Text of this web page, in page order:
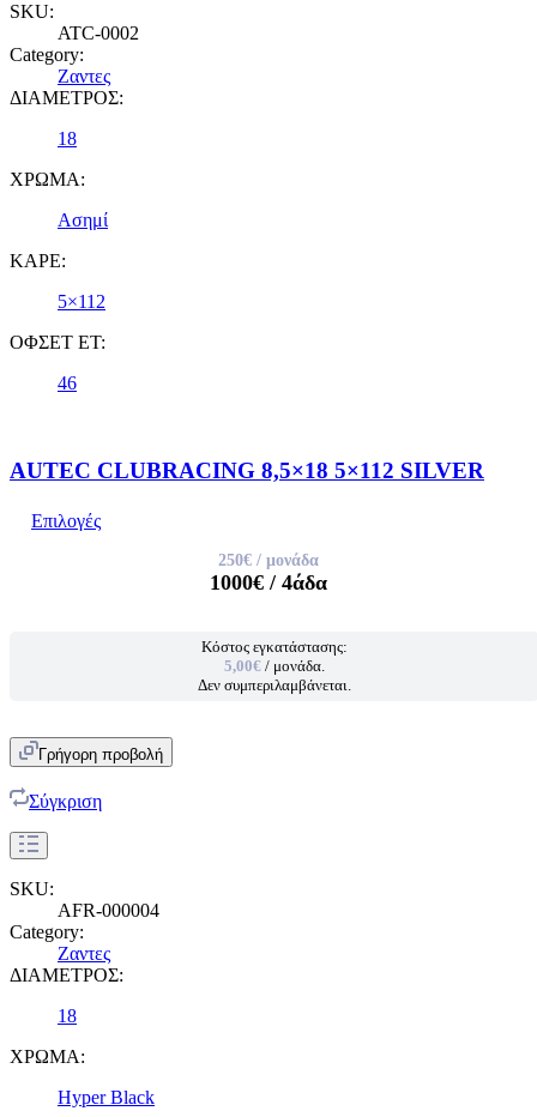
SKU:
ATC-0002
Category:
Ζαντες
ΔΙΑΜΕΤΡΟΣ:
18
ΧΡΩΜΑ:
Ασημί
ΚΑΡΕ:
5×112
ΟΦΣΕΤ ET:
46
AUTEC CLUBRACING 8,5×18 5×112 SILVER
Επιλογές
250€ / μονάδα
1000€ / 4άδα
Κόστος εγκατάστασης:
5,00€ / μονάδα.
Δεν συμπεριλαμβάνεται.
Γρήγορη προβολή
Σύγκριση
SKU:
AFR-000004
Category:
Ζαντες
ΔΙΑΜΕΤΡΟΣ:
18
ΧΡΩΜΑ:
Hyper Black